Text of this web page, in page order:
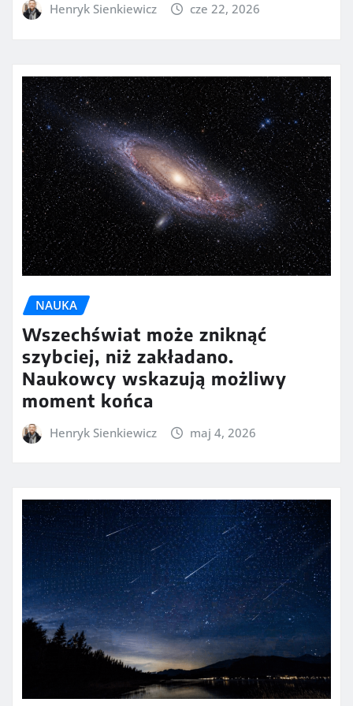
Henryk Sienkiewicz cze 22, 2026
NAUKA
Wszechświat może zniknąć
szybciej, niż zakładano.
Naukowcy wskazują możliwy
moment końca
Henryk Sienkiewicz maj 4, 2026